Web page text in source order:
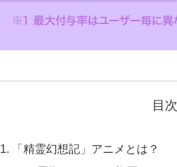
目次
1. 「精霊幻想記」アニメとは？